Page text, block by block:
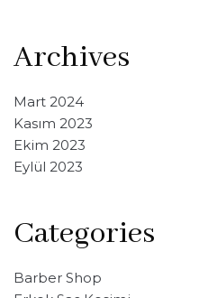
Archives
Mart 2024
Kasım 2023
Ekim 2023
Eylül 2023
Categories
Barber Shop